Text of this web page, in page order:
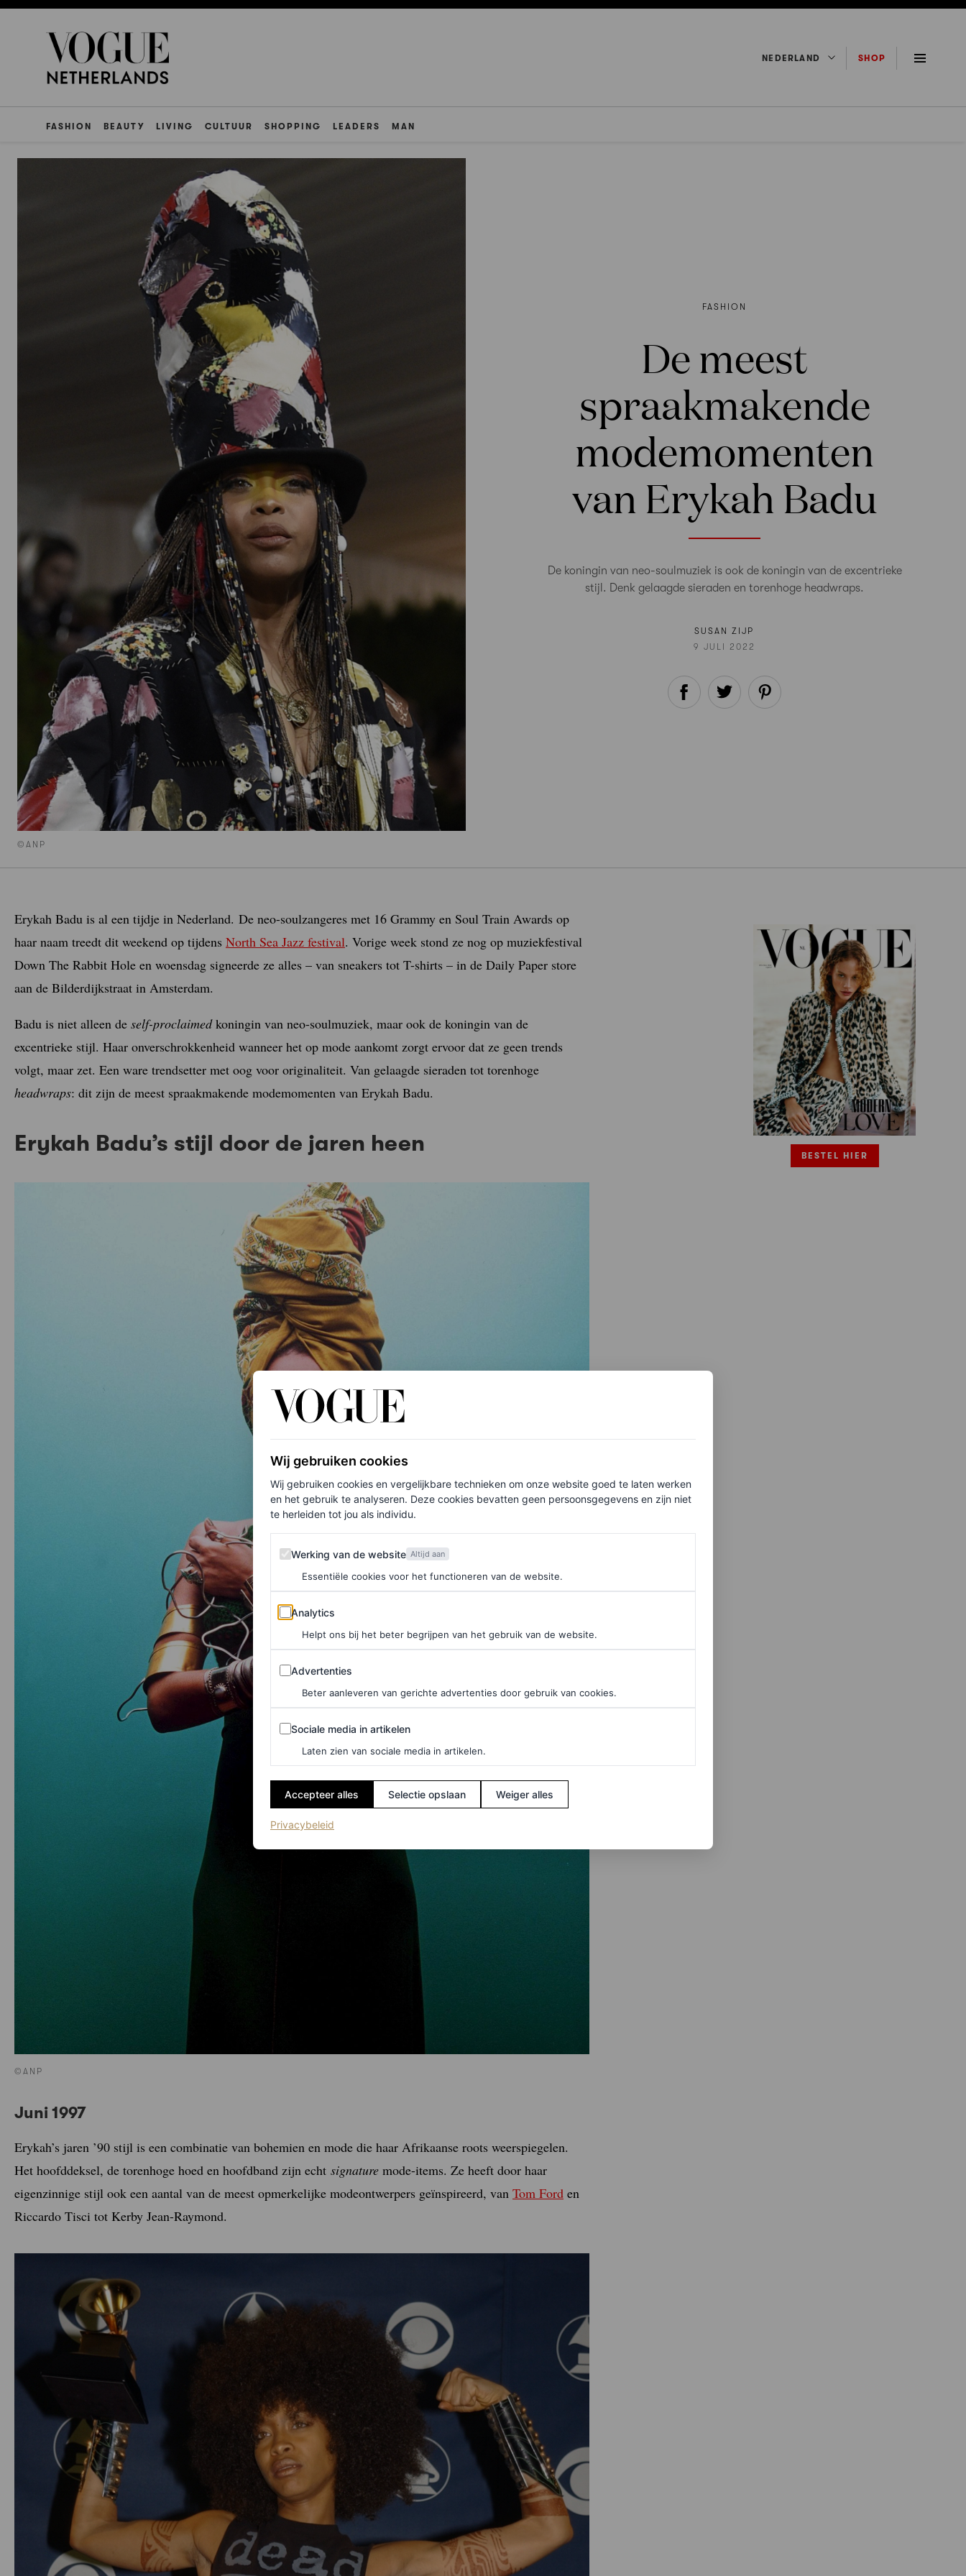
NEDERLAND SHOP
FASHION BEAUTY LIVING CULTUUR SHOPPING LEADERS MAN
©ANP
FASHION
De meest
spraakmakende
modemomenten
van Erykah Badu
De koningin van neo-soulmuziek is ook de koningin van de excentrieke
stijl. Denk gelaagde sieraden en torenhoge headwraps.
SUSAN ZIJP
9 JULI 2022
Erykah Badu is al een tijdje in Nederland. De neo-soulzangeres met 16 Grammy en Soul Train Awards op
haar naam treedt dit weekend op tijdens North Sea Jazz festival. Vorige week stond ze nog op muziekfestival
Down The Rabbit Hole en woensdag signeerde ze alles – van sneakers tot T-shirts – in de Daily Paper store
aan de Bilderdijkstraat in Amsterdam.
Badu is niet alleen de self-proclaimedkoningin van neo-soulmuziek, maar ook de koningin van de
excentrieke stijl. Haar onverschrokkenheid wanneer het op mode aankomt zorgt ervoor dat ze geen trends
volgt, maar zet. Een ware trendsetter met oog voor originaliteit. Van gelaagde sieraden tot torenhoge
headwraps: dit zijn de meest spraakmakende modemomenten van Erykah Badu.
Erykah Badu’s stijl door de jaren heen
©ANP
Juni 1997
Erykah’s jaren ’90 stijl is een combinatie van bohemien en mode die haar Afrikaanse roots weerspiegelen.
Het hoofddeksel, de torenhoge hoed en hoofdband zijn echt signature mode-items. Ze heeft door haar
eigenzinnige stijl ook een aantal van de meest opmerkelijke modeontwerpers geïnspireerd, van Tom Ford en
Riccardo Tisci tot Kerby Jean-Raymond.
BESTEL HIER
Wij gebruiken cookies
Wij gebruiken cookies en vergelijkbare technieken om onze website goed te laten werken
en het gebruik te analyseren. Deze cookies bevatten geen persoonsgegevens en zijn niet
te herleiden tot jou als individu.
Werking van de website
Werking van de website Altijd aan
Essentiële cookies voor het functioneren van de website.
Analytics
Analytics
Helpt ons bij het beter begrijpen van het gebruik van de website.
Advertenties
Advertenties
Beter aanleveren van gerichte advertenties door gebruik van cookies.
Sociale media in artikelen
Sociale media in artikelen
Laten zien van sociale media in artikelen.
Accepteer alles Selectie opslaan Weiger alles
Privacybeleid